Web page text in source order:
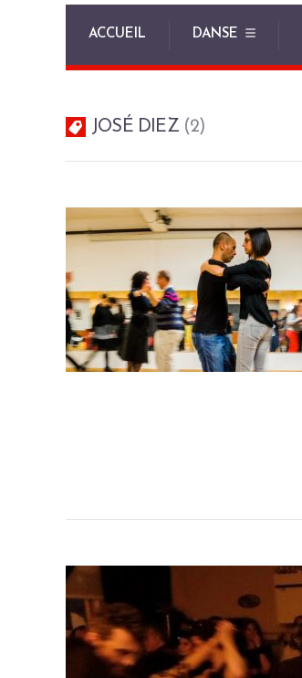
ACCUEIL DANSE
JOSÉ DIEZ 2